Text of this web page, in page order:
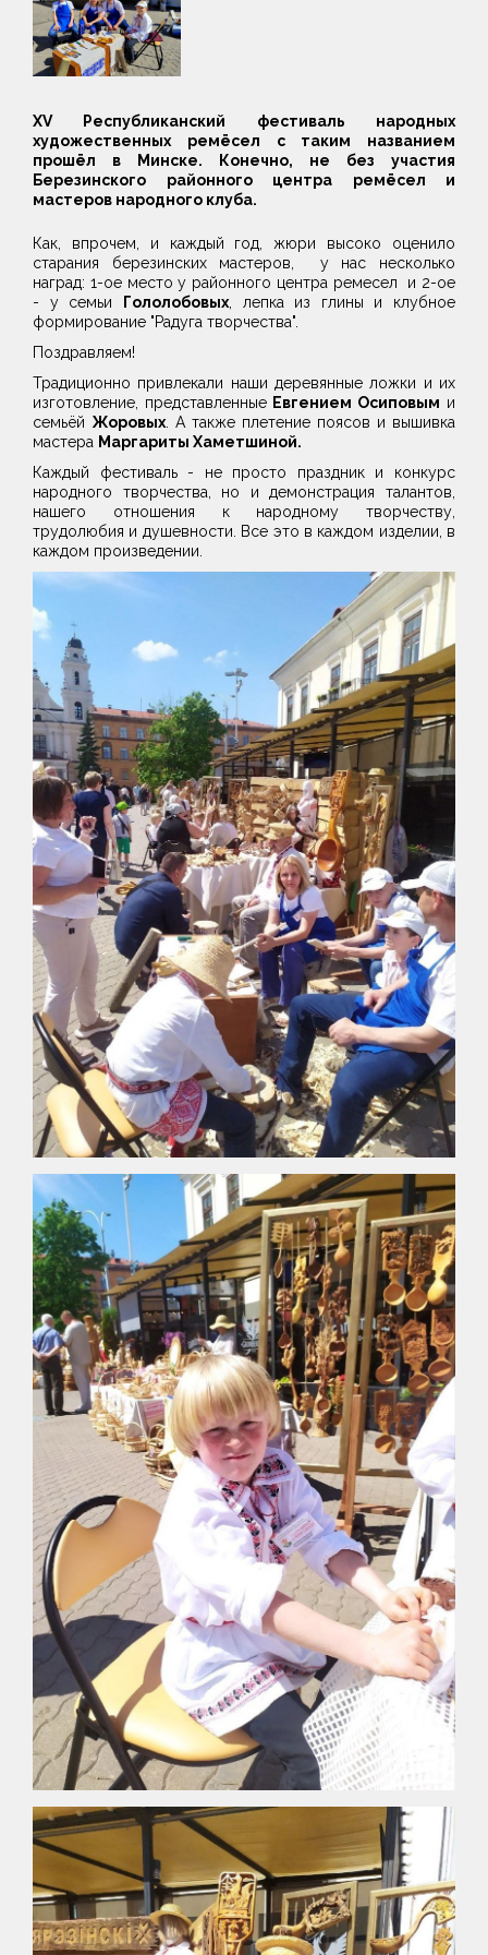
XV Республиканский фестиваль народных
художественных ремёсел с таким названием
прошёл в Минске. Конечно, не без участия
Березинского районного центра ремёсел и
мастеров народного клуба.
Как, впрочем, и каждый год, жюри высоко оценило
старания березинских мастеров, у нас несколько
наград: 1-ое место у районного центра ремесел и 2-ое
- у семьи
Гололобовых, лепка из глины и клубное
формирование "Радуга творчества".
Поздравляем!
Традиционно привлекали наши деревянные ложки и их
изготовление, представленные Евгением Осиповым и
семьёй Жоровых. А также плетение поясов и вышивка
мастера Маргариты Хаметшиной.
Каждый фестиваль - не просто праздник и конкурс
народного творчества, но и демонстрация талантов,
нашего отношения к народному творчеству,
трудолюбия и душевности. Все это в каждом изделии, в
каждом произведении.